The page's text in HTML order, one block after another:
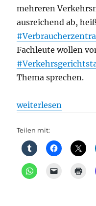
mehreren
ausreichend ab,
Fachleute wollen
Thema sprechen.
„Tarife: Bahn
weiterlesen
Teilen mit: